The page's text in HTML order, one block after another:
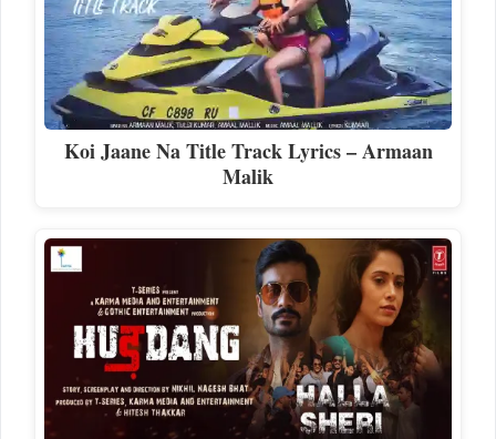
Koi Jaane Na Title Track Lyrics – Armaan
Malik